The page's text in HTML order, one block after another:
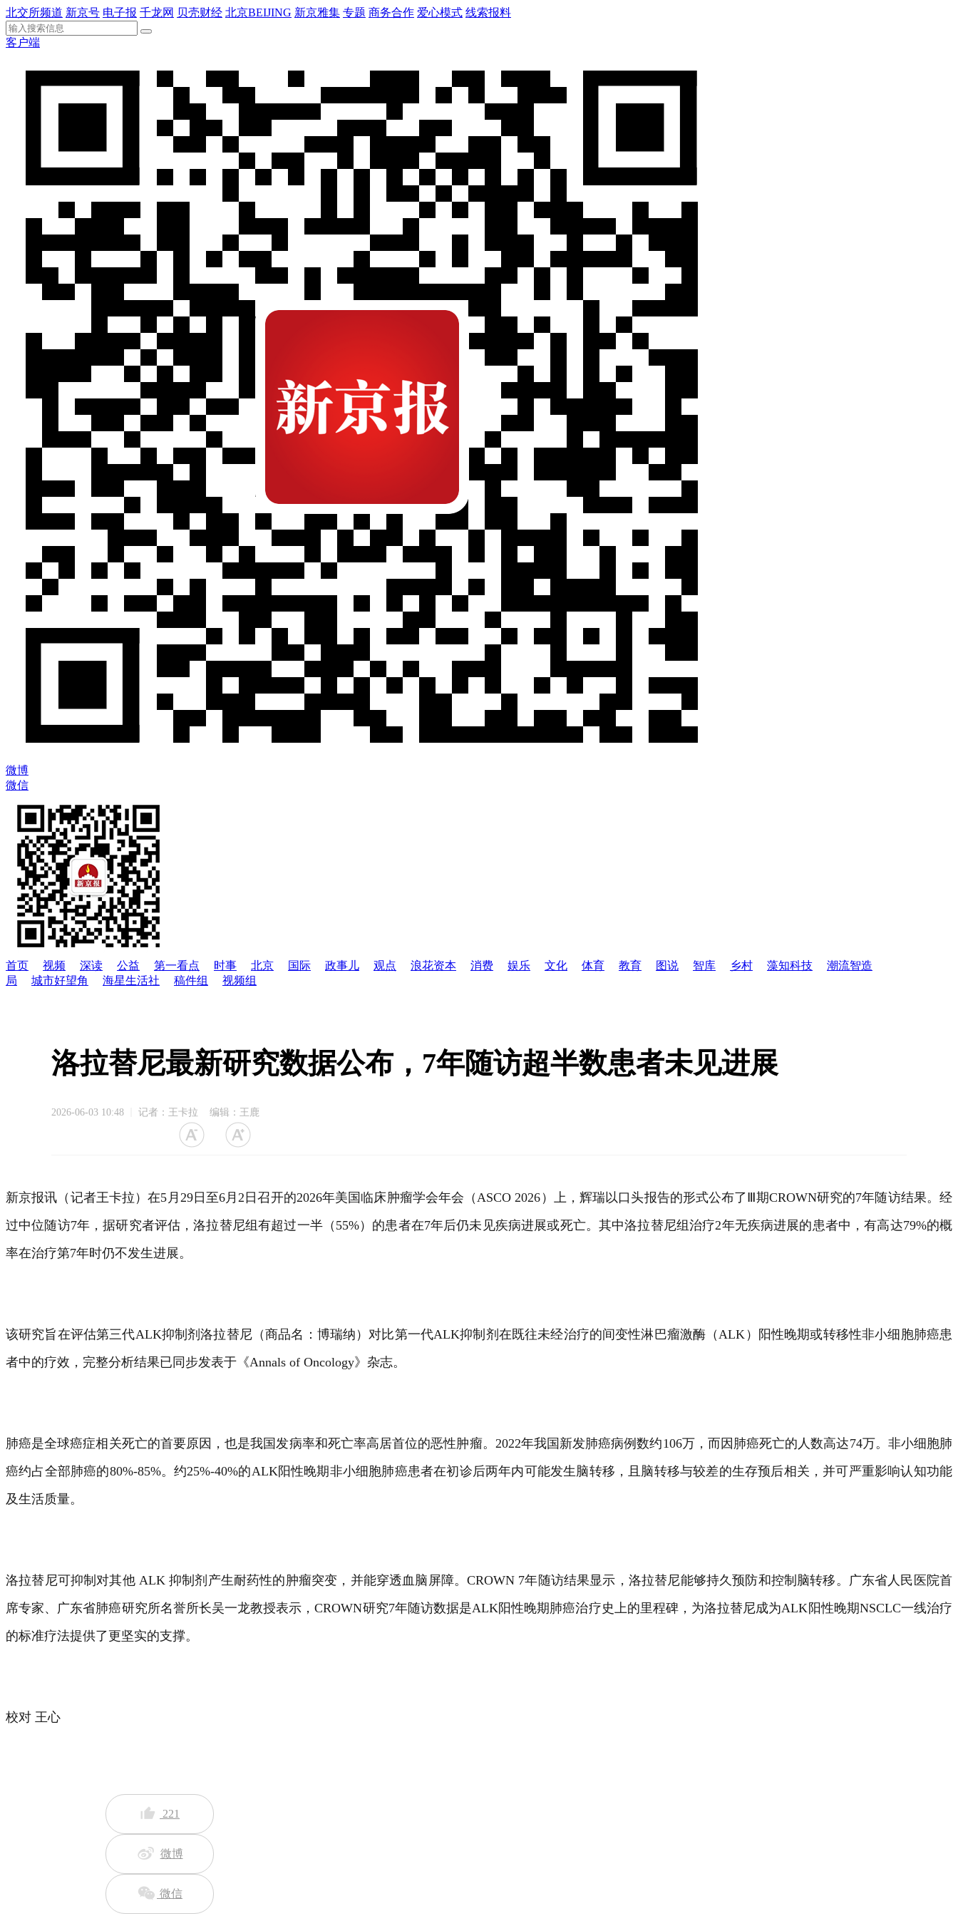
北交所频道 新京号 电子报 千龙网 贝壳财经 北京BEIJING 新京雅集 专题 商务合作 爱心模式 线索报料
客户端
微博
微信
首页 视频 深读 公益 第一看点 时事 北京 国际 政事儿 观点 浪花资本 消费 娱乐 文化 体育 教育 图说 智库 乡村 藻知科技
潮流智造
局
城市好望角 海星生活社 稿件组 视频组
洛拉替尼最新研究数据公布，7年随访超半数患者未见进展
2026-06-03 10:48 记者：王卡拉 编辑：王鹿
新京报讯（记者王卡拉）在5月29日至6月2日召开的2026年美国临床肿瘤学会年会（ASCO 2026）上，辉瑞以口头报告的形式公布了Ⅲ期CROWN研究的7年随访结果。经
过中位随访7年，据研究者评估，洛拉替尼组有超过一半（55%）的患者在7年后仍未见疾病进展或死亡。其中洛拉替尼组治疗2年无疾病进展的患者中，有高达79%的概
率在治疗第7年时仍不发生进展。
该研究旨在评估第三代ALK抑制剂洛拉替尼（商品名：博瑞纳）对比第一代ALK抑制剂在既往未经治疗的间变性淋巴瘤激酶（ALK）阳性晚期或转移性非小细胞肺癌患
者中的疗效，完整分析结果已同步发表于《Annals of Oncology》杂志。
肺癌是全球癌症相关死亡的首要原因，也是我国发病率和死亡率高居首位的恶性肿瘤。2022年我国新发肺癌病例数约106万，而因肺癌死亡的人数高达74万。非小细胞肺
癌约占全部肺癌的80%-85%。约25%-40%的ALK阳性晚期非小细胞肺癌患者在初诊后两年内可能发生脑转移，且脑转移与较差的生存预后相关，并可严重影响认知功能
及生活质量。
洛拉替尼可抑制对其他 ALK 抑制剂产生耐药性的肿瘤突变，并能穿透血脑屏障。CROWN 7年随访结果显示，洛拉替尼能够持久预防和控制脑转移。广东省人民医院首
席专家、广东省肺癌研究所名誉所长吴一龙教授表示，CROWN研究7年随访数据是ALK阳性晚期肺癌治疗史上的里程碑，为洛拉替尼成为ALK阳性晚期NSCLC一线治疗
的标准疗法提供了更坚实的支撑。
校对 王心
221
微博
微信